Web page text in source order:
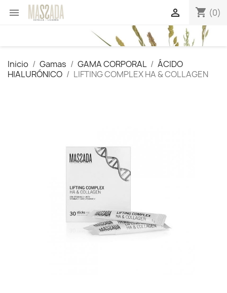
 shopping_cart (0)

Inicio Gamas GAMA CORPORAL
ÁCIDO
HIALURÓNICO
LIFTING COMPLEX HA & COLLAGEN